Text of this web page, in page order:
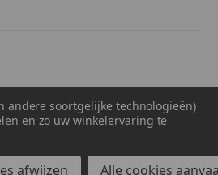
andere soortgelijke technologieën)
en zo uw winkelervaring te
afwijzen Alle cookies